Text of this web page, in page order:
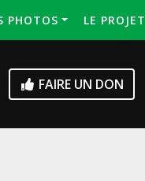
PHOTOS LE PROJET
FAIRE UN DON